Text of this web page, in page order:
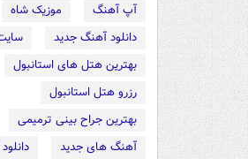
آپ آهنگ
موزیک شاه
دانلود آهنگ جدید
بهترین هتل های استانبول
رزرو هتل استانبول
بهترین جراح بینی ترمیمی
آهنگ های جدید